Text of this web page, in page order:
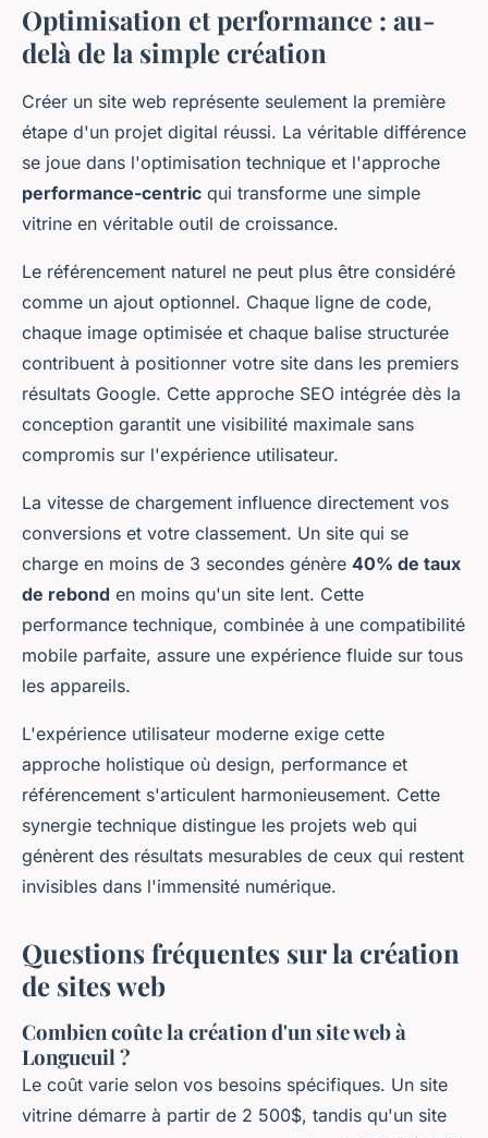
Optimisation et performance : au-
delà de la simple création
Créer un site web représente seulement la première
étape d'un projet digital réussi. La véritable différence
se joue dans l'optimisation technique et l'approche
performance-centric qui transforme une simple
vitrine en véritable outil de croissance.
Le référencement naturel ne peut plus être considéré
comme un ajout optionnel. Chaque ligne de code,
chaque image optimisée et chaque balise structurée
contribuent à positionner votre site dans les premiers
résultats Google. Cette approche SEO intégrée dès la
conception garantit une visibilité maximale sans
compromis sur l'expérience utilisateur.
La vitesse de chargement influence directement vos
conversions et votre classement. Un site qui se
charge en moins de 3 secondes génère 40% de taux
de rebond en moins qu'un site lent. Cette
performance technique, combinée à une compatibilité
mobile parfaite, assure une expérience fluide sur tous
les appareils.
L'expérience utilisateur moderne exige cette
approche holistique où design, performance et
référencement s'articulent harmonieusement. Cette
synergie technique distingue les projets web qui
génèrent des résultats mesurables de ceux qui restent
invisibles dans l'immensité numérique.
Questions fréquentes sur la création
de sites web
Combien coûte la création d'un site web à
Longueuil ?
Le coût varie selon vos besoins spécifiques. Un site
vitrine démarre à partir de 2 500$, tandis qu'un site